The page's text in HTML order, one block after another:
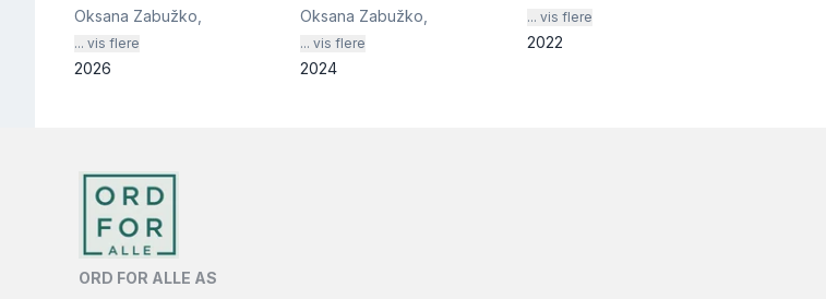
Oksana Zabužko
... vis flere
2026
Oksana Zabužko
... vis flere
2024
... vis flere
2022
ORD FOR ALLE AS